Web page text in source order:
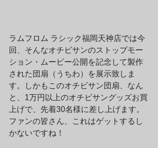
ラムフロム ラシック福岡天神店では今
回、そんなオチビサンのストップモー
ション・ムービー公開を記念して製作
された団扇（うちわ）を展示致しま
す。しかもこのオチビサン団扇、なん
と、1万円以上のオチビサングッズお買
上げで、先着30名様に差し上げます。
ファンの皆さん、これはゲットするし
かないですね！